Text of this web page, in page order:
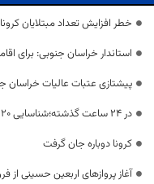
خطر افزایش تعداد مبتلایان
استاندار خراسان جنوبی: برای
پیشتازی عتبات عالیات
در 24 ساعت گذشته؛شناسایی 20 بیمار جدید کرونا در خراسان جنوبی
کرونا دوباره جان گرفت
آغاز پروازهای اربعین حسینی از